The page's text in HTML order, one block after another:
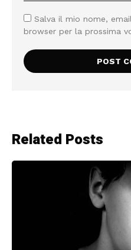
Salva il mio nome,
browser per la prossima
Related Posts